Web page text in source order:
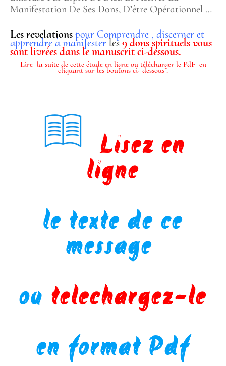
Manifestation De Ses Dons, D’être Opérationnel …
Les revelationspour Comprendre , discerner et
apprendre à manifesterles9 dons spirituels vous
sont livrées dans le manuscrit ci-dessous.
Lire la suite de cette étude en ligne ou télécharger le PdF en
cliquant sur les boutons ci- dessous .
ok
ic
on
Lisez en
ligne
le texte de ce
message
ou telechargez-le
en format Pdf